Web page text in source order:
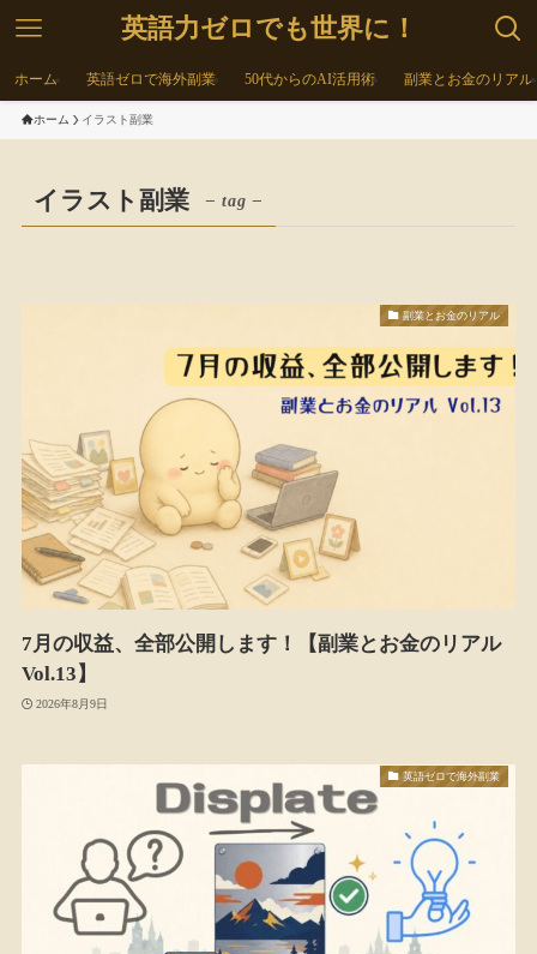
英語力ゼロでも世界に！
ホーム 英語ゼロで海外副業 50代からのAI活用術 副業とお金のリアル
ホーム イラスト副業
イラスト副業 – tag –
副業とお金のリアル
7月の収益、全部公開します！【副業とお金のリアル
Vol.13】
2026年8月9日
英語ゼロで海外副業